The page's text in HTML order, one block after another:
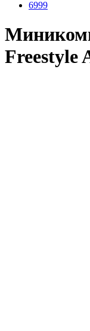
Freestyle